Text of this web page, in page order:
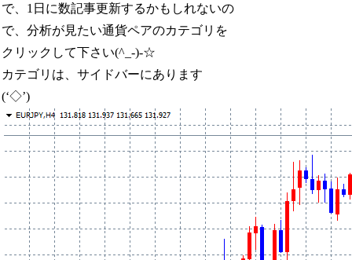
で、1日に数記事更新するかもしれないの
で、分析が見たい通貨ペアのカテゴリを
クリックして下さい(^_-)-☆
カテゴリは、サイドバーにあります
(‘◇’)ゞ